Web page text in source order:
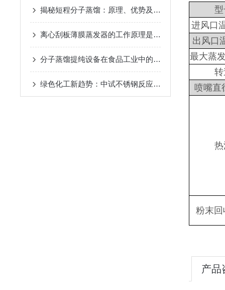
揭秘短程分子蒸馏：原理、优势及未来发展趋势 2024-
离心刮板薄膜蒸发器的工作原理是什么？ 2024-08-27
分子蒸馏提纯设备在食品工业中的应用 2024-08-22
绿色化工新趋势：中试不锈钢反应釜的环保应用 2024-
进风口
出风口
最大蒸
喷嘴直
粉末回
产品